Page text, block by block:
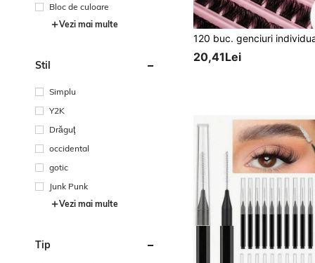
Bloc de culoare
Vezi mai multe
Stil
Simplu
Y2K
Drăguţ
occidental
gotic
Junk Punk
Vezi mai multe
Tip
20,41Lei